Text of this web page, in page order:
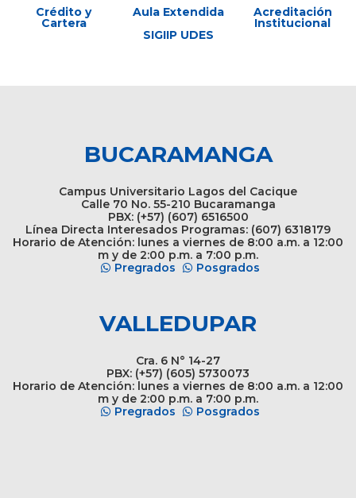
Crédito y
Cartera
Aula Extendida
SIGIIP UDES
Acreditación
Institucional
BUCARAMANGA
Campus Universitario Lagos del Cacique
Calle 70 No. 55-210 Bucaramanga
PBX: (+57) (607) 6516500
Línea Directa Interesados Programas: (607) 6318179
Horario de Atención: lunes a viernes de 8:00 a.m. a 12:00
m y de 2:00 p.m. a 7:00 p.m.
Pregrados
Posgrados
VALLEDUPAR
Cra. 6 N° 14-27
PBX: (+57) (605) 5730073
Horario de Atención: lunes a viernes de 8:00 a.m. a 12:00
m y de 2:00 p.m. a 7:00 p.m.
Pregrados
Posgrados